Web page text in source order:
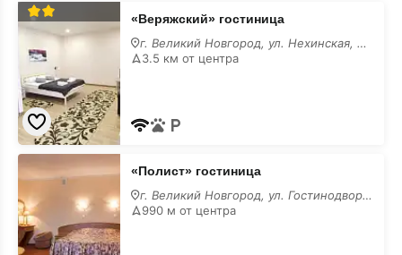
«Веряжский»
гостиница
«Веряжский» гостиница
г. Великий Новгород, ул. Нехинская, 44/2
3.5 км от центра
«Полист»
гостиница
«Полист» гостиница
г. Великий Новгород, ул. Гостинодворская, 20
990 м от центра